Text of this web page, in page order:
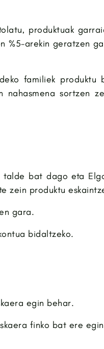
produktuak
%5-arekin geratzen
familiek produktu
nahasmena
talde bat dago eta
zein produktu
gara.
bidaltzeko.
egin behar.
finko bat ere